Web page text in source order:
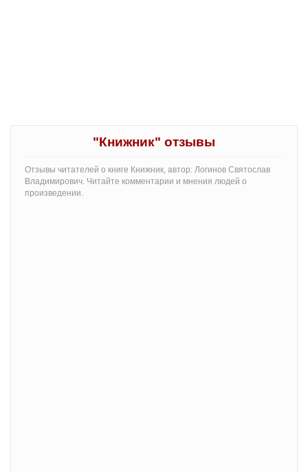
"Книжник" отзывы
Отзывы читателей о книге Книжник, автор: Логинов Святослав
Владимирович. Читайте комментарии и мнения людей о
произведении.